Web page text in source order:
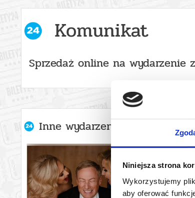
Niniejsza strona
Wykorzystujemy
aby oferować
Komunikat
Sprzedaż online na wydarzenie
Inne wydarzenia organizatora